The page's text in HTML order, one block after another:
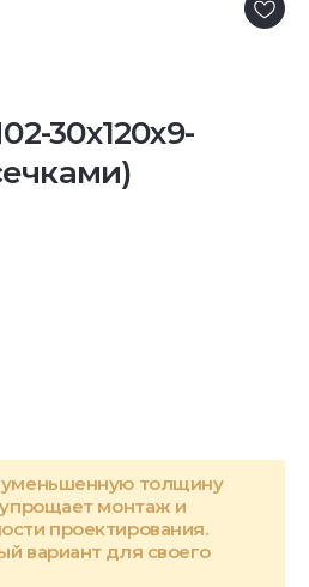
30x120x9-
толщину
монтаж и
проектирования.
вариант для своего